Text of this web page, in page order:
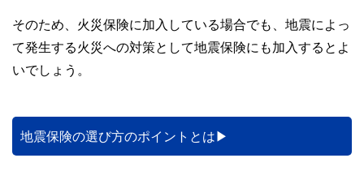
そのため、火災保険に加入している場合でも、地震によっ
て発生する火災への対策として地震保険にも加入するとよ
いでしょう。
地震保険の選び方のポイントとは